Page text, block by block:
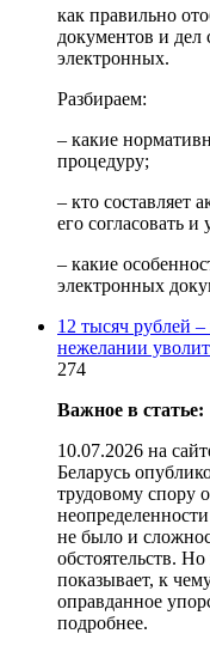
как правильно
документов и дел
электронных.
Разбираем:
– какие
процедуру;
– кто составляет
его согласовать и
– какие
электронных
12 тысяч рублей
нежелании
274
Важное в статье:
10.07.2026 на
Беларусь
трудовому спору
не было и
обстоятельств.
показывает, к
оправданное
подробнее.